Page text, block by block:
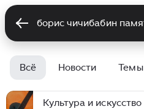
Всё Новости Темы
Культура и искусство